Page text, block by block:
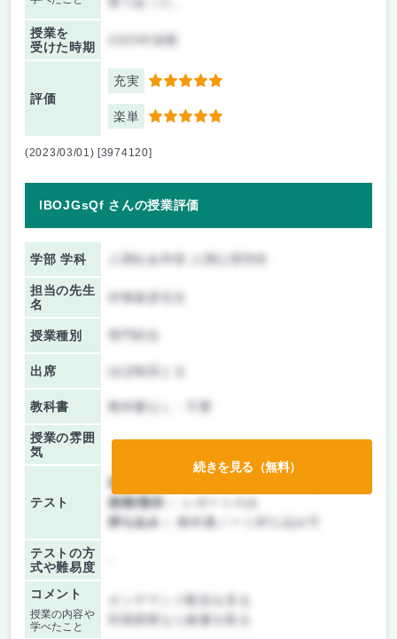
授業を
受けた時期
評価
充実 5
楽単 5
(2023/03/01) [3974120]
lBOJGsQf さんの授業評価
学部 学科
担当の先生
名
伊東俊彦先生
授業種別
出席 ほぼ毎回とる
教科書 教科書なし・不要
授業の雰囲
気
テスト
前期/中間：
後期/期末：
持ち込み：
教科書ノート持ち込み可
テストの方
式や難易度
コメント
授業の内容や
学べたこと
対面授業なら板書を取る
続きを見る（無料）